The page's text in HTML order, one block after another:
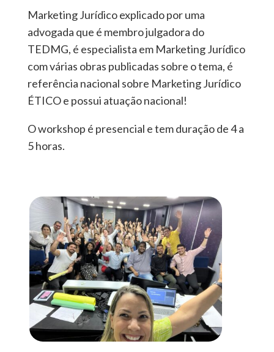
Marketing Jurídico explicado por uma
advogada que é membro julgadora do
TEDMG, é especialista em Marketing Jurídico
com várias obras publicadas sobre o tema, é
referência nacional sobre Marketing Jurídico
ÉTICO e possui atuação nacional!
O workshop é presencial e tem duração de 4 a
5 horas.